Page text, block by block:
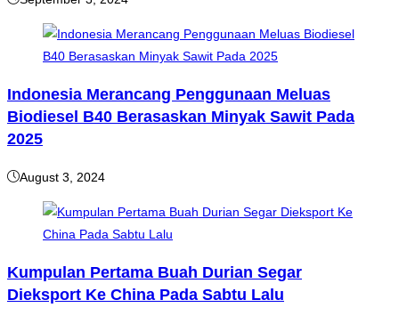
Indonesia Merancang Penggunaan Meluas
Biodiesel B40 Berasaskan Minyak Sawit Pada
2025
August 3, 2024
Kumpulan Pertama Buah Durian Segar
Dieksport Ke China Pada Sabtu Lalu